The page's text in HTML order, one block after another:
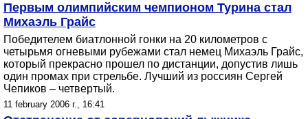
Первым олимпийским чемпионом Турина стал
Михаэль Грайс
Победителем биатлонной гонки на 20 километров с
четырьмя огневыми рубежами стал немец Михаэль Грайс,
который прекрасно прошел по дистанции, допустив лишь
один промах при стрельбе. Лучший из россиян Сергей
Чепиков – четвертый.
11 february 2006 г., 16:41